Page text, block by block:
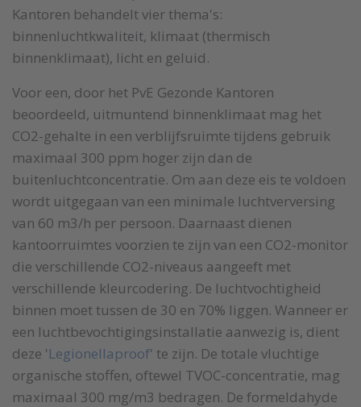
Kantoren behandelt vier thema's:
binnenluchtkwaliteit, klimaat (thermisch
binnenklimaat), licht en geluid.
Voor een, door het PvE Gezonde Kantoren
beoordeeld, uitmuntend binnenklimaat mag het
CO2-gehalte in een verblijfsruimte tijdens gebruik
maximaal 300 ppm hoger zijn dan de
buitenluchtconcentratie. Om aan deze eis te voldoen
wordt uitgegaan van een minimale luchtverversing
van 60 m3/h per persoon. Daarnaast dienen
kantoorruimtes voorzien te zijn van een CO2-monitor
die verschillende CO2-niveaus aangeeft met
verschillende kleurcodering. De luchtvochtigheid
binnen moet tussen de 30 en 70% liggen. Wanneer er
een luchtbevochtigingsinstallatie aanwezig is, dient
deze 'Legionellaproof' te zijn. De totale vluchtige
organische stoffen, oftewel TVOC-concentratie, mag
maximaal 300 mg/m3 bedragen. De formeldahyde